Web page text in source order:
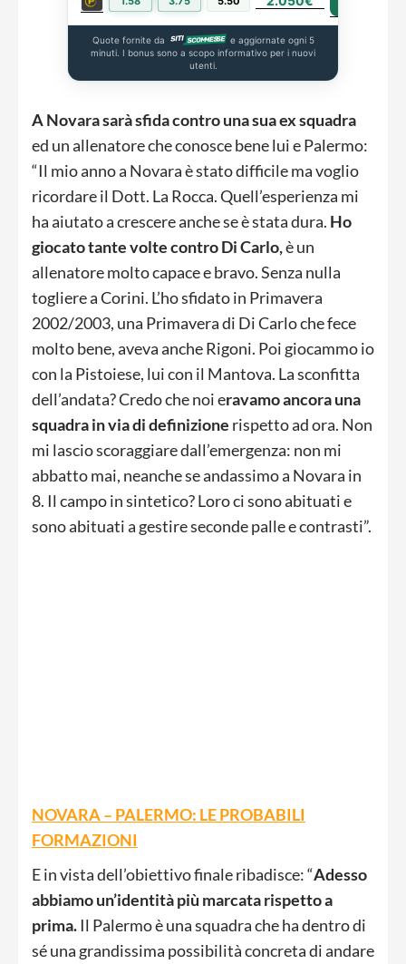
Quote fornite da
e aggiornate ogni 5
minuti. I bonus sono a scopo informativo per i nuovi
utenti.
A Novara sarà sfida contro una sua ex squadra
ed un allenatore che conosce bene lui e Palermo:
“Il mio anno a Novara è stato difficile ma voglio
ricordare il Dott. La Rocca. Quell’esperienza mi
ha aiutato a crescere anche se è stata dura. Ho
giocato tante volte contro Di Carlo,è un
allenatore molto capace e bravo. Senza nulla
togliere a Corini. L’ho sfidato in Primavera
2002/2003, una Primavera di Di Carlo che fece
molto bene, aveva anche Rigoni. Poi giocammo io
con la Pistoiese, lui con il Mantova. La sconfitta
dell’andata? Credo che noi eravamo ancora una
squadra in via di definizione rispetto ad ora. Non
mi lascio scoraggiare dall’emergenza: non mi
abbatto mai, neanche se andassimo a Novara in
8. Il campo in sintetico? Loro ci sono abituati e
sono abituati a gestire seconde palle e contrasti”.
NOVARA – PALERMO: LE PROBABILI
FORMAZIONI
E in vista dell’obiettivo finale ribadisce: “Adesso
abbiamo un’identità più marcata rispetto a
prima.Il Palermo è una squadra che ha dentro di
sé una grandissima possibilità concreta di andare